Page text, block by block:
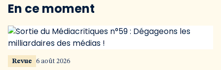
En ce moment
Revue 6 août 2026